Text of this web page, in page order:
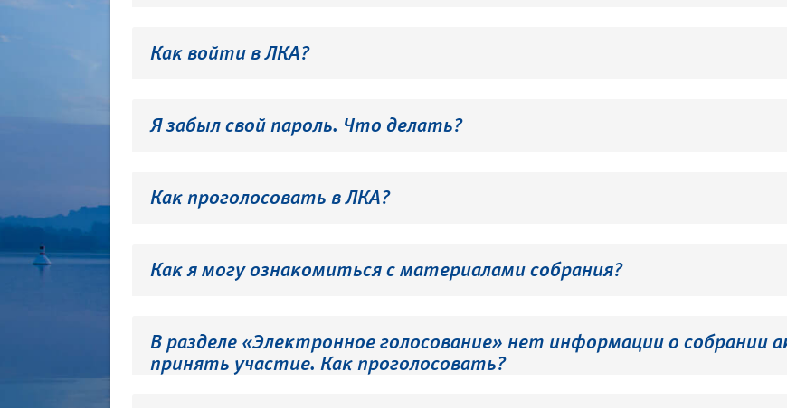
Как войти в ЛКА?
Я забыл свой пароль. Что делать?
Как проголосовать в ЛКА?
Как я могу ознакомиться с материалами собрания?
В разделе «Электронное голосование» нет информации о собрании
принять участие. Как проголосовать?